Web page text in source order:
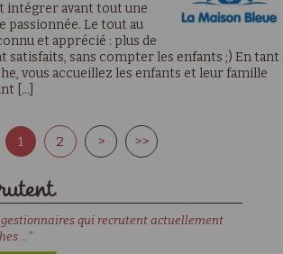
intégrer avant tout une
passionnée. Le tout au
et apprécié : plus de
satisfaits, sans compter les enfants ;) En tant
vous accueillez les enfants et leur famille
[...]
1 2 > >>
gestionnaires qui recrutent actuellement
..."